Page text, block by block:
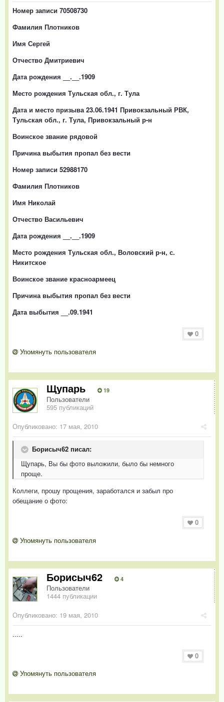
Номер записи 70508730
Фамилия Плотников
Имя Сергей
Отчество Дмитриевич
Дата рождения __.__.1909
Место рождения Тульская обл., г. Тула
Дата и место призыва 23.06.1941 Привокзальный РВК,
Тульская обл., г. Тула, Привокзальный р-н
Воинское звание рядовой
Причина выбытия пропал без вести
Номер записи 52988170
Фамилия Плотников
Имя Николай
Отчество Васильевич
Дата рождения __.__.1909
Место рождения Тульская обл., Воловский р-н, с.
Никитское
Воинское звание красноармеец
Причина выбытия пропал без вести
Дата выбытия __.09.1941
0
Упомянуть пользователя
Щупарь 19
Пользователи
595 публикаций
Опубликовано: 17 мая, 2010
Борисыч62 писал:
Щупарь, Вы бы фото выложили, было бы немного
проще.
Коллеги, прошу прощения, заработался и забыл про
обещание о фото:
0
Упомянуть пользователя
Борисыч62 4
Пользователи
1444 публикации
Опубликовано: 19 мая, 2010
.....
0
Упомянуть пользователя